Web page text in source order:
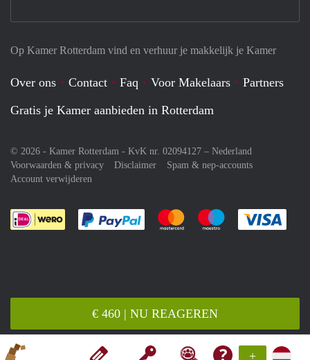
+
€ 460 | NU REAGEREN
Op Kamer Rotterdam vind en verhuur je makkelijk je Kamer
Over ons Contact Faq Voor Makelaars
Partners
Gratis je Kamer aanbieden in Rotterdam
© 2026 - Kamer Rotterdam - KvK nr. 02094127 – Nederland
Voorwaarden & privacy
Disclaimer
Spam & nep-accounts
Account verwijderen
Je rekent gemakkelijk af met Paypal
Je rekent gemakkelijk af met
Je rekent